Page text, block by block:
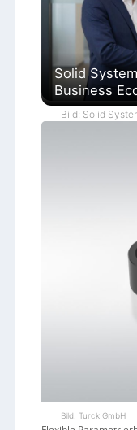
Solid
Business
Bild: Solid
Bild: Turck GmbH